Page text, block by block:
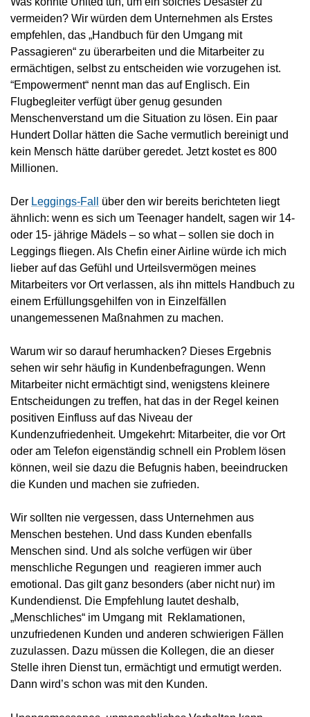
vermeiden? Wir würden dem Unternehmen als Erstes
empfehlen, das „Handbuch für den Umgang mit
Passagieren“ zu überarbeiten und die Mitarbeiter zu
ermächtigen, selbst zu entscheiden wie vorzugehen ist.
“Empowerment“ nennt man das auf Englisch. Ein
Flugbegleiter verfügt über genug gesunden
Menschenverstand um die Situation zu lösen. Ein paar
Hundert Dollar hätten die Sache vermutlich bereinigt und
kein Mensch hätte darüber geredet. Jetzt kostet es 800
Millionen.
Der Leggings-Fall über den wir bereits berichteten liegt
ähnlich: wenn es sich um Teenager handelt, sagen wir 14-
oder 15- jährige Mädels – so what – sollen sie doch in
Leggings fliegen. Als Chefin einer Airline würde ich mich
lieber auf das Gefühl und Urteilsvermögen meines
Mitarbeiters vor Ort verlassen, als ihn mittels Handbuch zu
einem Erfüllungsgehilfen von in Einzelfällen
unangemessenen Maßnahmen zu machen.
Warum wir so darauf herumhacken? Dieses Ergebnis
sehen wir sehr häufig in Kundenbefragungen. Wenn
Mitarbeiter nicht ermächtigt sind, wenigstens kleinere
Entscheidungen zu treffen, hat das in der Regel keinen
positiven Einfluss auf das Niveau der
Kundenzufriedenheit. Umgekehrt: Mitarbeiter, die vor Ort
oder am Telefon eigenständig schnell ein Problem lösen
können, weil sie dazu die Befugnis haben, beeindrucken
die Kunden und machen sie zufrieden.
Wir sollten nie vergessen, dass Unternehmen aus
Menschen bestehen. Und dass Kunden ebenfalls
Menschen sind. Und als solche verfügen wir über
menschliche Regungen und reagieren immer auch
emotional. Das gilt ganz besonders (aber nicht nur) im
Kundendienst. Die Empfehlung lautet deshalb,
„Menschliches“ im Umgang mit Reklamationen,
unzufriedenen Kunden und anderen schwierigen Fällen
zuzulassen. Dazu müssen die Kollegen, die an dieser
Stelle ihren Dienst tun, ermächtigt und ermutigt werden.
Dann wird’s schon was mit den Kunden.